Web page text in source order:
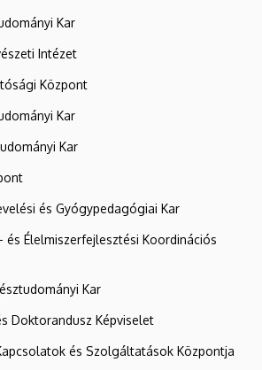
Kar
Intézet
Központ
Kar
Kar
és Gyógypedagógiai Kar
és Élelmiszerfejlesztési Koordinációs
Kar
Doktorandusz Képviselet
és Szolgáltatások Központja